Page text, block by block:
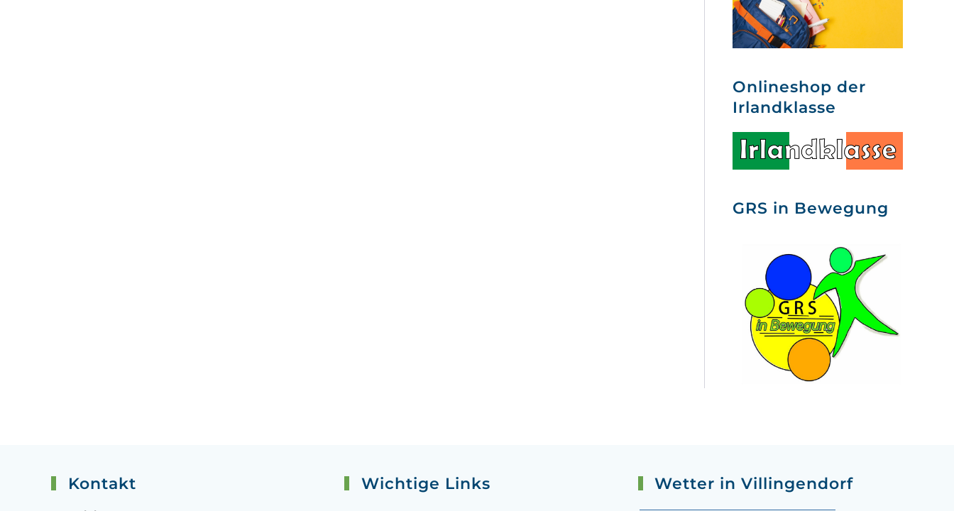
Onlineshop der
Irlandklasse
GRS in Bewegung
Kontakt Wichtige Links Wetter in Villingendorf